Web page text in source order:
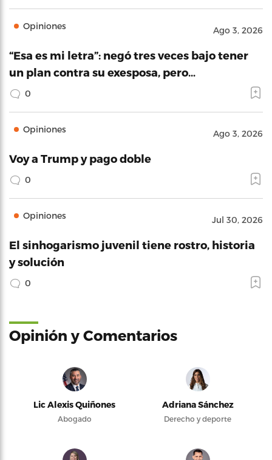
Opiniones Ago 3, 2026
“Esa es mi letra”: negó tres veces bajo tener
un plan contra su exesposa, pero…
0
Opiniones Ago 3, 2026
Voy a Trump y pago doble
0
Opiniones Jul 30, 2026
El sinhogarismo juvenil tiene rostro, historia
y solución
0
Opinión y Comentarios
Lic Alexis Quiñones
Abogado
Adriana Sánchez
Derecho y deporte